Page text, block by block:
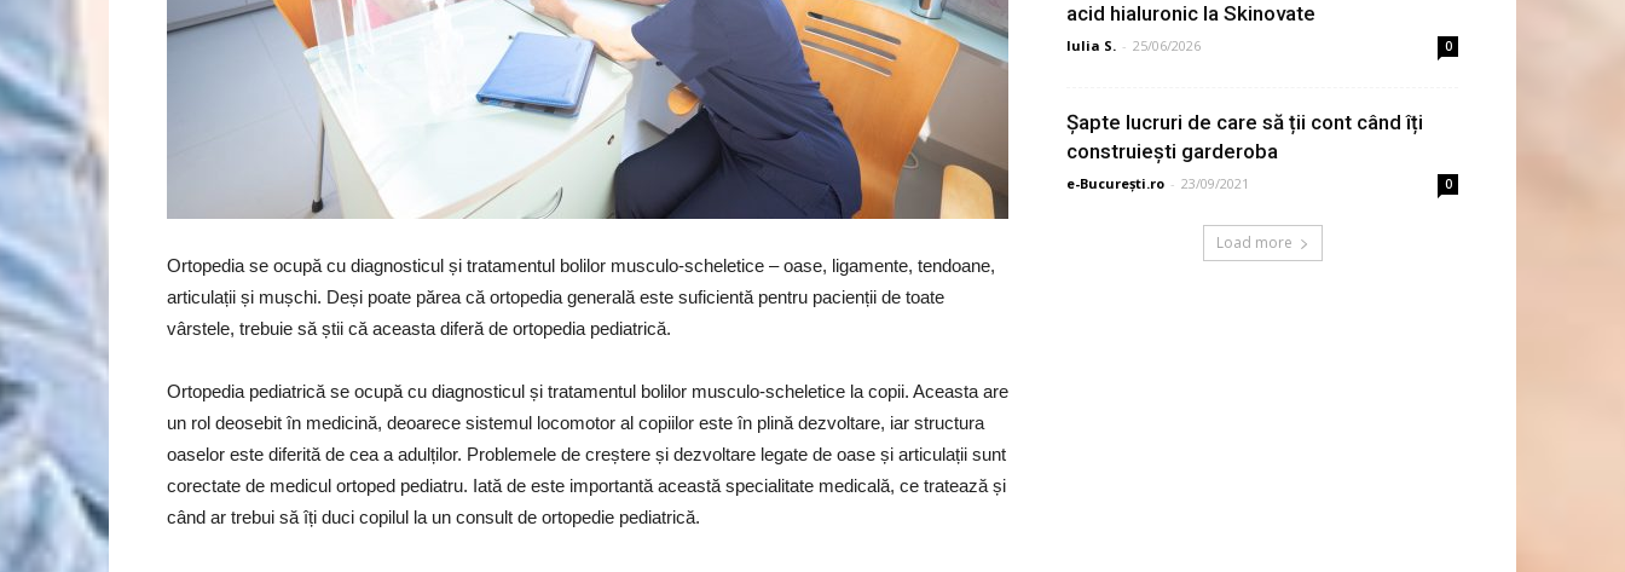
Ortopedia se ocupă cu diagnosticul și tratamentul bolilor musculo-scheletice – oase, ligamente, tendoane,
articulații și mușchi. Deși poate părea că ortopedia generală este suficientă pentru pacienții de toate
vârstele, trebuie să știi că aceasta diferă de ortopedia pediatrică.
Ortopedia pediatrică se ocupă cu diagnosticul și tratamentul bolilor musculo-scheletice la copii. Aceasta are
un rol deosebit în medicină, deoarece sistemul locomotor al copiilor este în plină dezvoltare, iar structura
oaselor este diferită de cea a adulților. Problemele de creștere și dezvoltare legate de oase și articulații sunt
corectate de medicul ortoped pediatru. Iată de este importantă această specialitate medicală, ce tratează și
când ar trebui să îți duci copilul la un consult de ortopedie pediatrică.
acid hialuronic la Skinovate
Iulia S. - 25/06/2026 0
Șapte lucruri de care să ții cont când îți
construiești garderoba
e-București.ro - 23/09/2021 0
Load more